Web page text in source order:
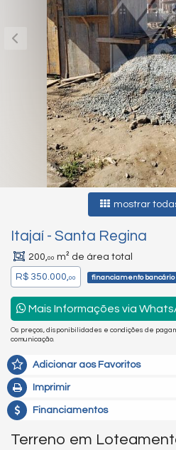
mostrar
Itajaí - Santa Regina
200,00 m² de área total
R$ 350.000,00 financiamento bancário
Mais Informações via
Os preços, disponibilidades e condições de
comunicação.
Adicionar aos Favoritos
Imprimir
Financiamentos
Terreno em